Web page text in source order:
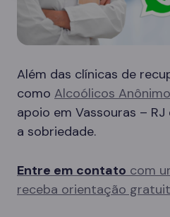
Além das clínicas de
como Alcoólicos
apoio em Vassouras –
a sobriedade.
Entre em contato com
receba orientação